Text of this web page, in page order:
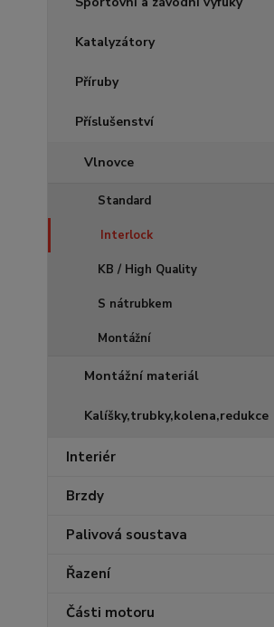
Katalyzátory
Příruby
Příslušenství
Vlnovce
Standard
Interlock
KB / High Quality
S nátrubkem
Montážní
Montážní materiál
Kalíšky,trubky,kolena,redukce
Interiér
Brzdy
Palivová soustava
Řazení
Části motoru